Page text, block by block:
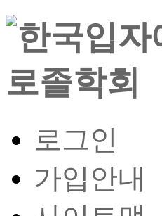
로그인
가입안내